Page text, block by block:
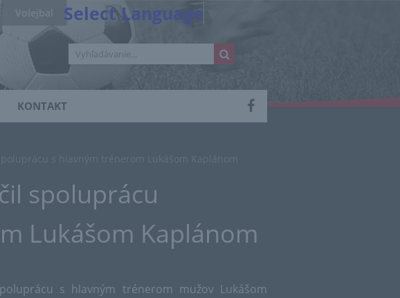
KONTAKT
Select Language
spoluprácu
Lukášom Kaplánom
s hlavným trénerom mužov Lukášom